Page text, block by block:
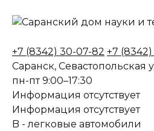
+7 (8342) 30-07-82 +7
Саранск, Севастопольская
пн-пт 9:00–17:30
Информация отсутствует
Информация отсутствует
B - легковые автомобили